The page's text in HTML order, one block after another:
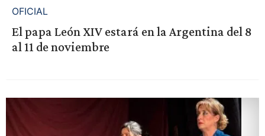
OFICIAL
El papa León XIV estará en la Argentina del 8
al 11 de noviembre